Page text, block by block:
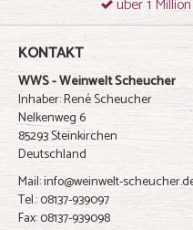
über 1
KONTAKT
WWS - Weinwelt Scheucher
Inhaber: René Scheucher
Nelkenweg 6
85293 Steinkirchen
Deutschland
Mail: info@weinwelt-
Tel.: 08137-939097
Fax: 08137-939098